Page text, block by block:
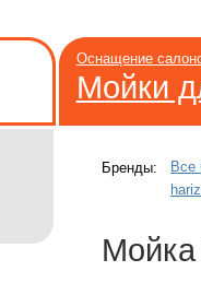
Оснащение
Мойки
Бренды: Все
Мойка